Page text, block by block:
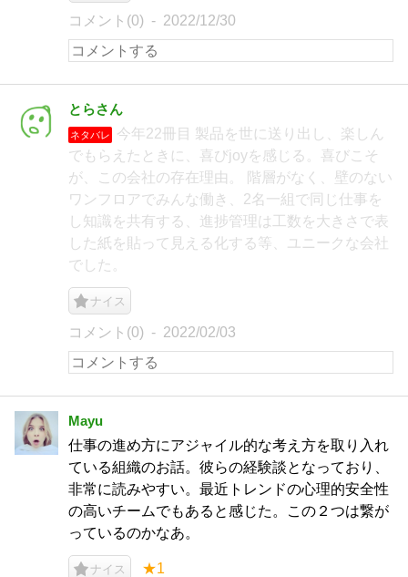
コメント(0) 2022/12/30
とらさん
ネタバレ
今年22冊目 製品を世に送り出し、楽しん
でもらえたときに、喜びjoyを感じる。喜びこそ
が、この会社の存在理由。 階層がなく、壁のない
ワンフロアでみんな働き、2名一組で同じ仕事を
し知識を共有する、進捗管理は工数を大きさで表
した紙を貼って見える化する等、ユニークな会社
でした。
ナイス
コメント(0) 2022/02/03
Mayu
仕事の進め方にアジャイル的な考え方を取り入れ
ている組織のお話。彼らの経験談となっており、
非常に読みやすい。最近トレンドの心理的安全性
の高いチームでもあると感じた。この２つは繋が
っているのかなあ。
ナイス ★1